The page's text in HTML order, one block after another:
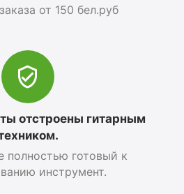
от 150 бел.руб
отстроены гитарным
полностью готовый к
инструмент.